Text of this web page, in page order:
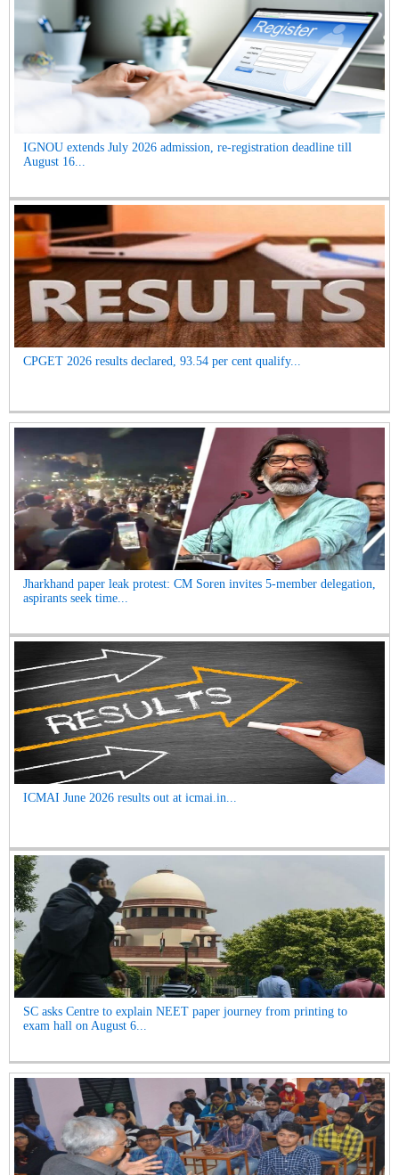
IGNOU extends July 2026 admission, re-registration deadline till
August 16...
CPGET 2026 results declared, 93.54 per cent qualify...
Jharkhand paper leak protest: CM Soren invites 5-member delegation,
aspirants seek time...
ICMAI June 2026 results out at icmai.in...
SC asks Centre to explain NEET paper journey from printing to
exam hall on August 6...